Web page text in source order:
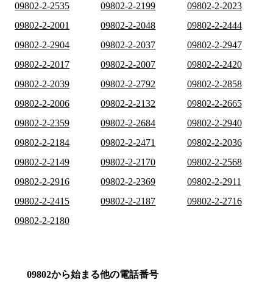
09802-2-2535
09802-2-2199
09802-2-2023
09802-2-2001
09802-2-2048
09802-2-2444
09802-2-2904
09802-2-2037
09802-2-2947
09802-2-2017
09802-2-2007
09802-2-2420
09802-2-2039
09802-2-2792
09802-2-2858
09802-2-2006
09802-2-2132
09802-2-2665
09802-2-2359
09802-2-2684
09802-2-2940
09802-2-2184
09802-2-2471
09802-2-2036
09802-2-2149
09802-2-2170
09802-2-2568
09802-2-2916
09802-2-2369
09802-2-2911
09802-2-2415
09802-2-2187
09802-2-2716
09802-2-2180
09802から始まる他の電話番号